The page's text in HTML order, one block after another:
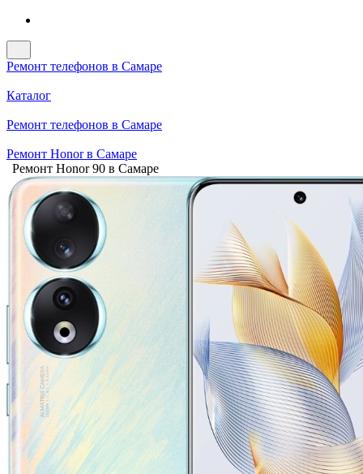
Ремонт телефонов в Самаре
Каталог
Ремонт телефонов в Самаре
Ремонт Honor в Самаре
Ремонт Honor 90 в Самаре